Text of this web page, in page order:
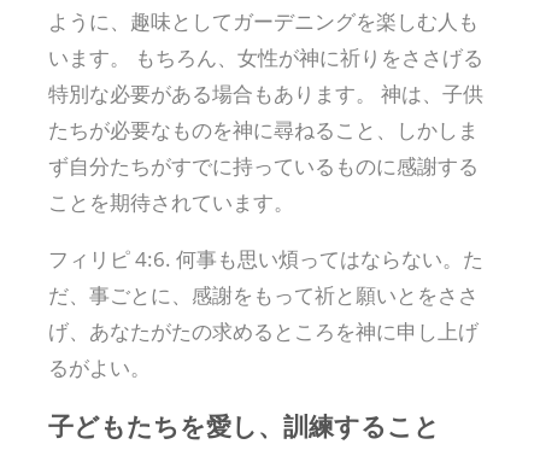
ように、趣味としてガーデニングを楽しむ人も
います。 もちろん、女性が神に祈りをささげる
特別な必要がある場合もあります。 神は、子供
たちが必要なものを神に尋ねること、しかしま
ず自分たちがすでに持っているものに感謝する
ことを期待されています。
フィリピ 4:6. 何事も思い煩ってはならない。た
だ、事ごとに、感謝をもって祈と願いとをささ
げ、あなたがたの求めるところを神に申し上げ
るがよい。
子どもたちを愛し、訓練すること